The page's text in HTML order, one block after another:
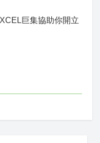
巨集協助你開立